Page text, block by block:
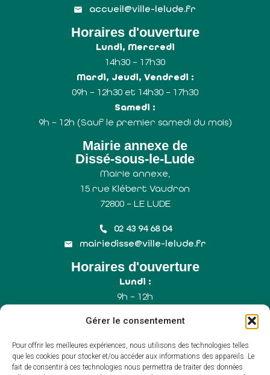
Gérer le consentement
Pour offrir les meilleures expériences, nous utilisons des technologies telles
que les cookies pour stocker et/ou accéder aux informations des appareils. Le
fait de consentir à ces technologies nous permettra de traiter des données
accueil@ville-lelude.fr
Horaires d'ouverture
Lundi, Mercredi
14h30 – 17h30
Mardi, Jeudi, Vendredi :
09h – 12h30 et 14h30 – 17h30
Samedi :
9h – 12h (Sauf le premier samedi du mois)
Mairie annexe de
Dissé-sous-le-Lude
Mairie annexe,
15 rue Klébert Vaudron
72800 – LE LUDE
02 43 94 68 04
mairiedisse@ville-lelude.fr
Horaires d'ouverture
Lundi :
9h – 12h
9h – 12h
Samedi :
9h – 12h (Uniquement le 1er samedi du mois)